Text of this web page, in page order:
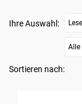
Ihre Auswahl:
Alle
Sortieren nach: